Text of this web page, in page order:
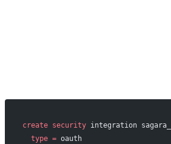
create security integration
  type
= oauth